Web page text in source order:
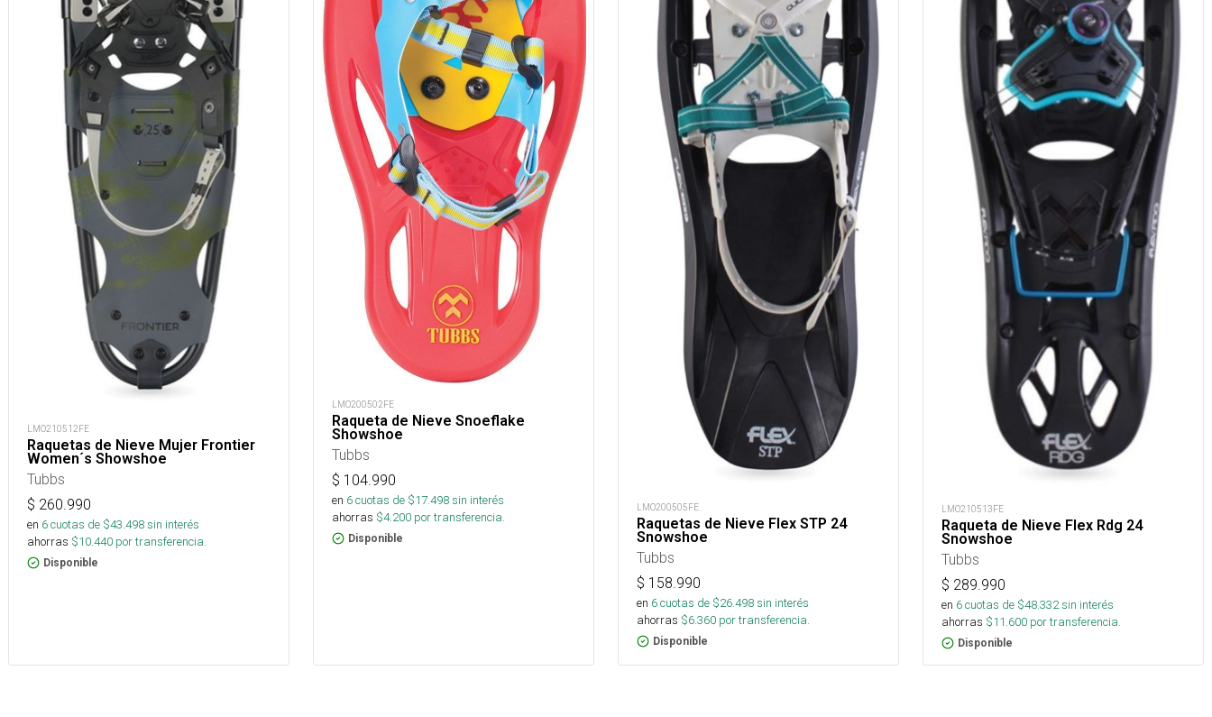
LMO210512FE
Raquetas de Nieve Mujer Frontier
Women´s Showshoe
Tubbs
$ 260.990
en 6cuotas de $43.498sin interés
ahorras $10.440 por transferencia.
Disponible
LMO200502FE
Raqueta de Nieve Snoeflake
Showshoe
Tubbs
$ 104.990
en 6cuotas de $17.498sin interés
ahorras $4.200 por transferencia.
Disponible
LMO200505FE
Raquetas de Nieve Flex STP 24
Snowshoe
Tubbs
$ 158.990
en 6cuotas de $26.498sin interés
ahorras $6.360 por transferencia.
Disponible
LMO210513FE
Raqueta de Nieve Flex Rdg 24
Snowshoe
Tubbs
$ 289.990
en 6cuotas de $48.332sin interés
ahorras $11.600 por transferencia.
Disponible